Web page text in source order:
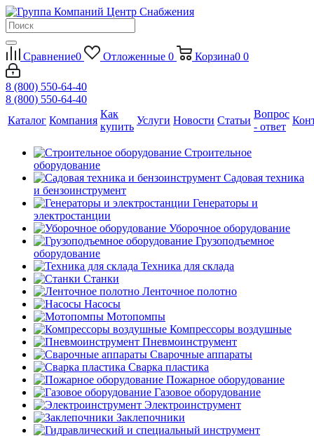
Сравнение0 Отложенные 0 Корзина0 0
8 (800) 550-64-40
8 (800) 550-64-40
Каталог Компания
Как
купить
Услуги Новости Статьи
Вопрос
- ответ
Строительное
оборудование
Садовая техника
и бензоинструмент
Генераторы и
электростанции
Уборочное оборудование
Грузоподъемное
оборудование
Техника для склада
Станки
Ленточное полотно
Насосы
Мотопомпы
Компрессоры воздушные
Пневмоинструмент
Сварочные аппараты
Сварка пластика
Пожарное оборудование
Газовое оборудование
Электроинструмент
Заклепочники